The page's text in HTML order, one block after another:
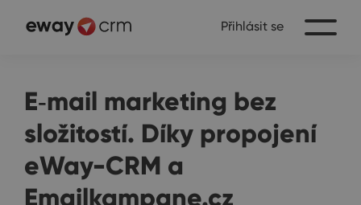
Přihlásit se
E‑mail marketing bez
složitostí. Díky propojení
eWay-CRM a
Emailkampane.cz